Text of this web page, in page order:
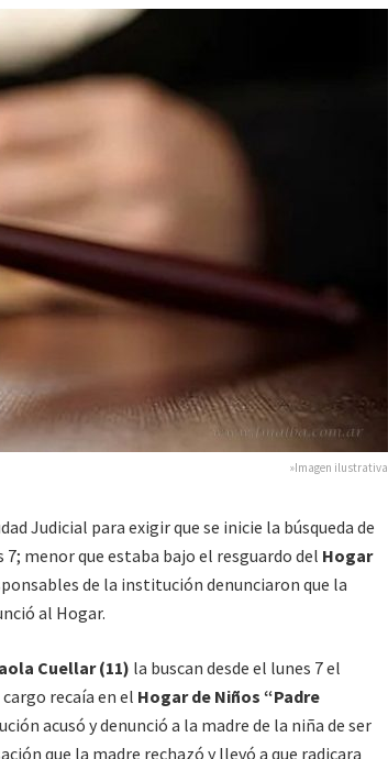
»Imagen ilustrativa
Judicial para exigir que se inicie la búsqueda de
7; menor que estaba bajo el resguardo del Hogar
de la institución denunciaron que la
al Hogar.
Cuellar (11) la buscan desde el lunes 7 el
recaía en el Hogar de Niños “Padre
acusó y denunció a la madre de la niña de ser
que la madre rechazó y llevó a que radicara